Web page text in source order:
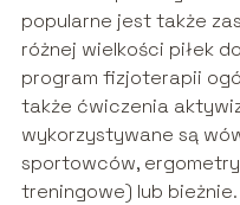
popularne jest także
różnej wielkości piłek
program fizjoterapii
także ćwiczenia
wykorzystywane są
sportowców,
treningowe) lub